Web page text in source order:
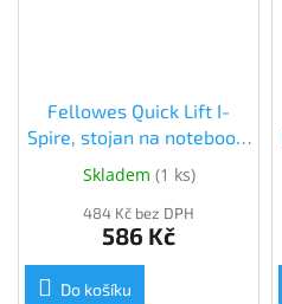
Fellowes Quick Lift I-
Spire, stojan na notebook,
bílý (8210101)
Skladem (1 ks)
484 Kč bez DPH
586 Kč
Do košíku